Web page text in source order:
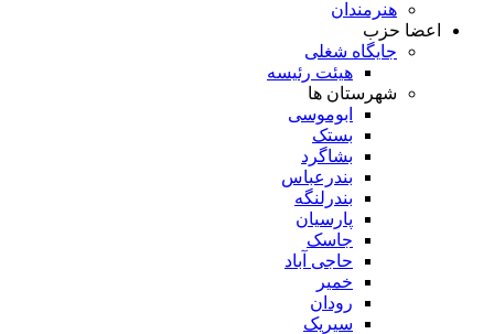
هنرمندان
اعضا حزب
جایگاه شغلی
هیئت رئیسه
شهرستان ها
ابوموسی
بستک
بشاگرد
بندرعباس
بندرلنگه
پارسیان
جاسک
حاجی آباد
خمیر
رودان
سیریک